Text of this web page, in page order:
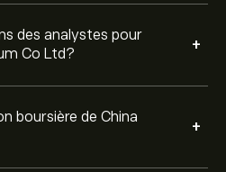
des analystes pour
Co Ltd?
+
boursière de China
+